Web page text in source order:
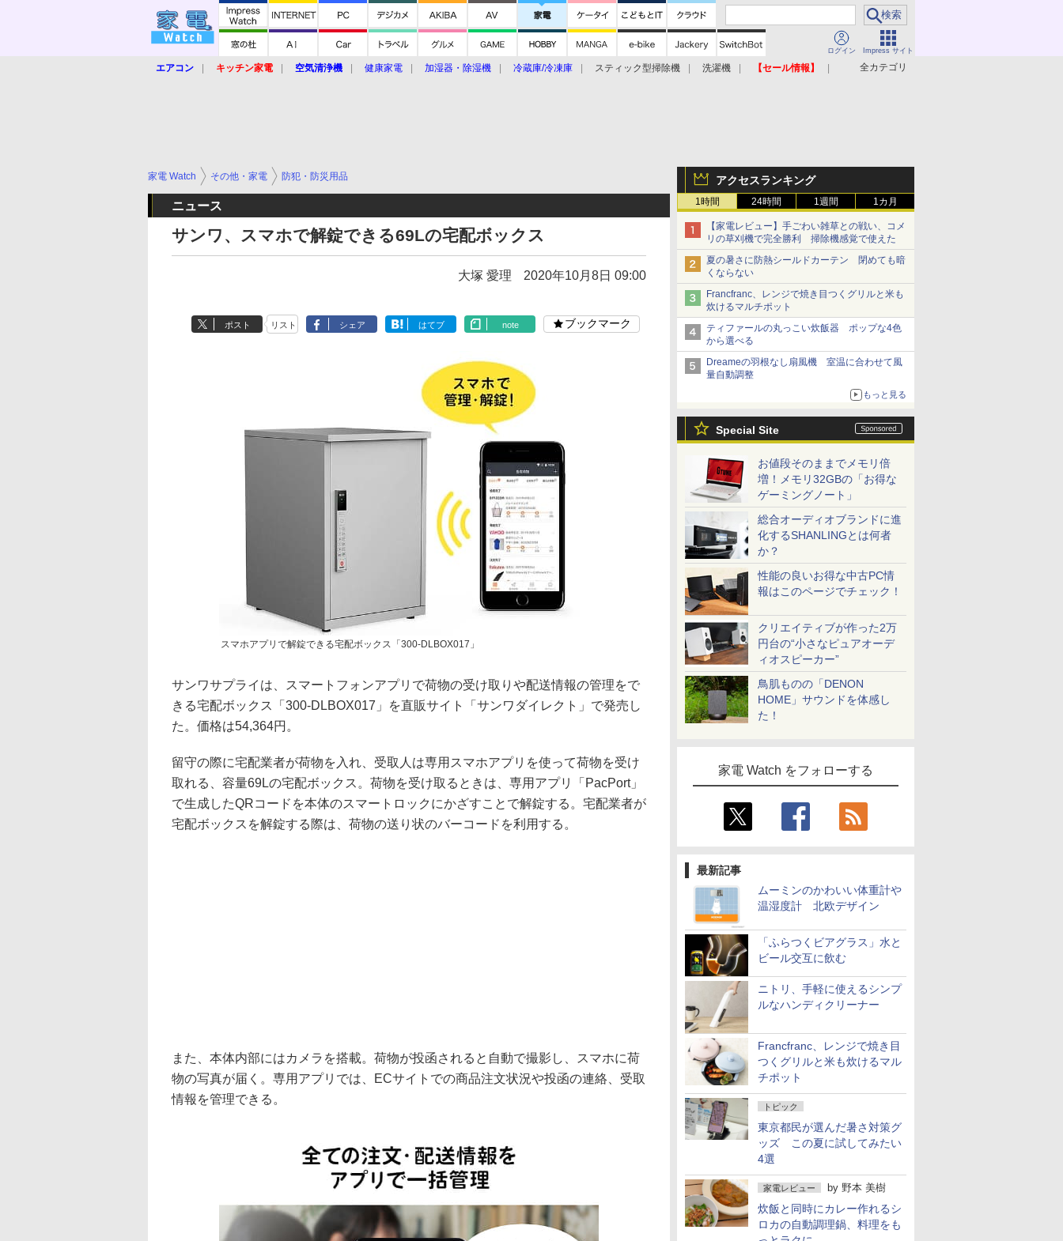
ログイン Impress サイト
全カテゴリ
エアコン キッチン家電 空気清浄機 健康家電 加湿器・除湿機 冷蔵庫/冷凍庫 スティック型掃除機 洗濯機
【セール情報】
アクセスランキング
1時間 24時間 1週間 1カ月
【家電レビュー】手ごわい雑草との戦い、コメ
リの草刈機で完全勝利 掃除機感覚で使えた
夏の暑さに防熱シールドカーテン 閉めても暗
くならない
Francfranc、レンジで焼き目つくグリルと米も
炊けるマルチポット
ティファールの丸っこい炊飯器 ポップな4色
から選べる
Dreameの羽根なし扇風機 室温に合わせて風
量自動調整
もっと見る
Special Site
お値段そのままでメモリ倍
増！メモリ32GBの「お得な
ゲーミングノート」
総合オーディオブランドに進
化するSHANLINGとは何者
か？
性能の良いお得な中古PC情
報はこのページでチェック！
クリエイティブが作った2万
円台の“小さなピュアオーデ
ィオスピーカー”
鳥肌ものの「DENON
HOME」サウンドを体感し
た！
家電 Watch をフォローする
最新記事
ムーミンのかわいい体重計や
温湿度計 北欧デザイン
「ふらつくビアグラス」水と
ビール交互に飲む
ニトリ、手軽に使えるシンプ
ルなハンディクリーナー
Francfranc、レンジで焼き目
つくグリルと米も炊けるマル
チポット
トピック
東京都民が選んだ暑さ対策グ
ッズ この夏に試してみたい
4選
家電レビュー by 野本 美樹
炊飯と同時にカレー作れるシ
ロカの自動調理鍋、料理をも
家電 Watch その他・家電 防犯・防災用品
ニュース
サンワ、スマホで解錠できる69Lの宅配ボックス
大塚 愛理 2020年10月8日 09:00
ポスト リスト シェア はてブ note ブックマーク
スマホアプリで解錠できる宅配ボックス「300-DLBOX017」
サンワサプライは、スマートフォンアプリで荷物の受け取りや配送情報の管理をで
きる宅配ボックス「300-DLBOX017」を直販サイト「サンワダイレクト」で発売し
た。価格は54,364円。
留守の際に宅配業者が荷物を入れ、受取人は専用スマホアプリを使って荷物を受け
取れる、容量69Lの宅配ボックス。荷物を受け取るときは、専用アプリ「PacPort」
で生成したQRコードを本体のスマートロックにかざすことで解錠する。宅配業者が
宅配ボックスを解錠する際は、荷物の送り状のバーコードを利用する。
また、本体内部にはカメラを搭載。荷物が投函されると自動で撮影し、スマホに荷
物の写真が届く。専用アプリでは、ECサイトでの商品注文状況や投函の連絡、受取
情報を管理できる。